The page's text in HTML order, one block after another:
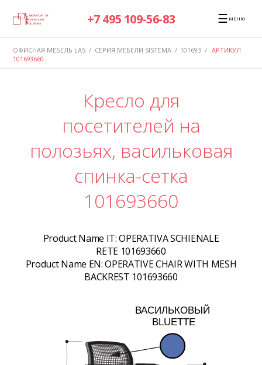
+7 495 109-56-83 ☰ МЕНЮ
ОФИСНАЯ МЕБЕЛЬ LAS / СЕРИЯ МЕБЕЛИ SISTEMA / 101693 / АРТИКУЛ
101693660
Кресло для
посетителей на
полозьях, васильковая
спинка-сетка
101693660
Product Name IT:OPERATIVA SCHIENALE
RETE 101693660
Product Name EN:OPERATIVE CHAIR WITH MESH
BACKREST 101693660